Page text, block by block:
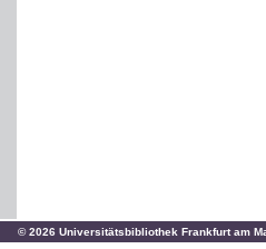
© 2026 Universitätsbibliothek Frankfurt am